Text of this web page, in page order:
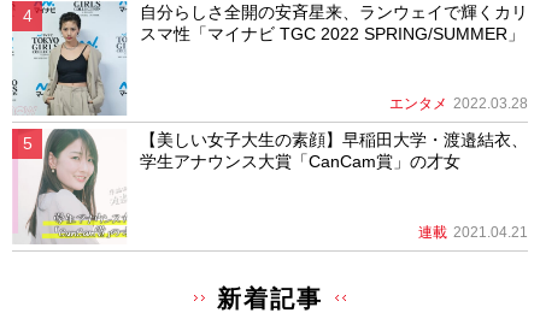
自分らしさ全開の安斉星来、ランウェイで輝くカリ
スマ性「マイナビ TGC 2022 SPRING/SUMMER」
エンタメ 2022.03.28
【美しい女子大生の素顔】早稲田大学・渡邉結衣、
学生アナウンス大賞「CanCam賞」の才女
連載 2021.04.21
新着記事